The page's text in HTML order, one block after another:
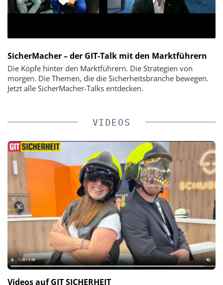
SicherMacher – der GIT-Talk mit den Marktführern
Die Köpfe hinter den Marktführern. Die Strategien von
morgen. Die Themen, die die Sicherheitsbranche bewegen.
Jetzt alle SicherMacher-Talks entdecken.
VIDEOS
Videos auf GIT SICHERHEIT